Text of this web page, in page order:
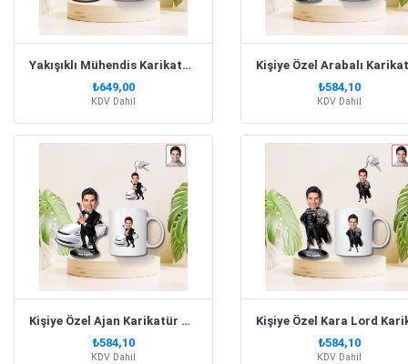
Yakışıklı Mühendis Karikatürlü Biblo Kupa Anahtarlık Set
₺649,00
KDV Dahil
₺584,10
KDV Dahil
Kişiye Özel Ajan Karikatür Biblo Kupa Anahtarlık Set
₺584,10
KDV Dahil
₺584,10
KDV Dahil